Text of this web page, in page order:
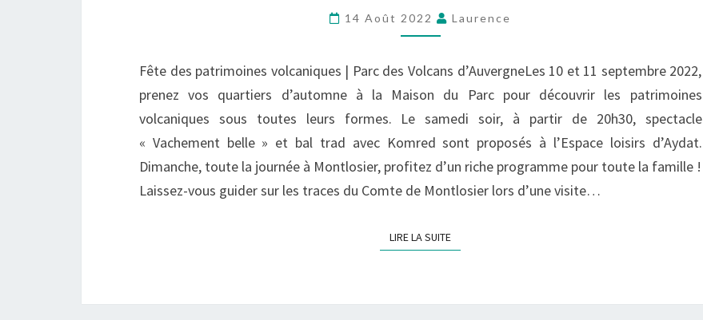
14 Août 2022 Laurence
Fête des patrimoines volcaniques | Parc des Volcans d’AuvergneLes 10 et 11 septembre 2022,
prenez vos quartiers d’automne à la Maison du Parc pour découvrir les patrimoines
volcaniques sous toutes leurs formes. Le samedi soir, à partir de 20h30, spectacle
« Vachement belle » et bal trad avec Komred sont proposés à l’Espace loisirs d’Aydat.
Dimanche, toute la journée à Montlosier, profitez d’un riche programme pour toute la famille !
Laissez-vous guider sur les traces du Comte de Montlosier lors d’une visite…
LIRE LA SUITE